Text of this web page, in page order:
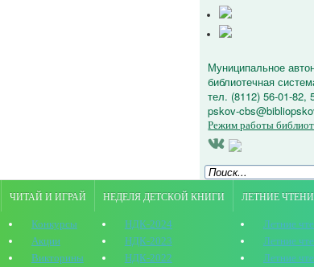
Муниципальное
библиотечная
тел. (8112) 56-01-82,
pskov-
Режим работы
ЧИТАЙ И ИГРАЙ
Конкурсы
Акции
Викторины
НЕДЕЛЯ ДЕТСКОЙ КНИГИ
НДК-2024
НДК-2023
НДК-2022
ЛЕТНИЕ
Летние
Летние
Летние